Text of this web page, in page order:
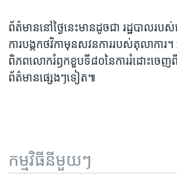
ព័ត៌មាន​នៅ​ថ្ងៃ​នេះ​មាន​ដូចជា​ រដ្ឋបាល​រ
ការបង្កក​ថវិកា​មុន​សវនការ​របស់​តុលាការ
ពិភពលោក​រំឭកខួបទី៨០​នៃការរំដោះ​ចេ
ព័ត៌មាន​ផ្សេងៗទៀត៕
កម្មវិធី​នីមួយៗ